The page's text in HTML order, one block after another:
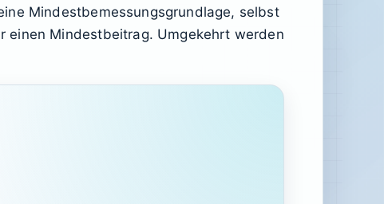
Mindestbemessungsgrundlage, selbst
einen Mindestbeitrag. Umgekehrt werden